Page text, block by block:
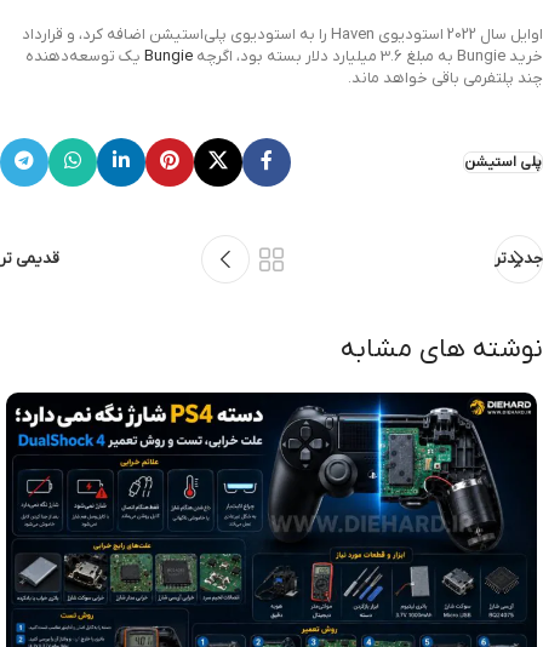
اوایل سال 2022 استودیوی Haven را به استودیوی پلی‌استیشن اضافه کرد، و قرارداد
خرید Bungie به مبلغ 3.6 میلیارد دلار بسته بود، اگرچه
Bungie یک توسعه‌دهنده
چند پلتفرمی باقی خواهد ماند.
پلی استیشن
جدیدتر قدیمی تر
نوشته های مشابه